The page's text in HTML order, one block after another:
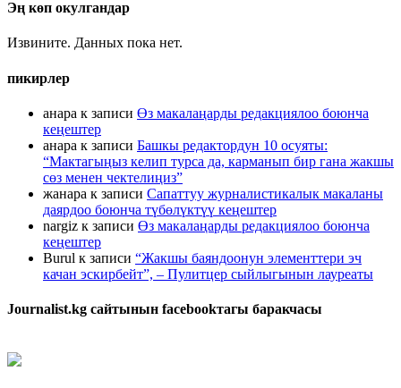
Эң көп окулгандар
Извините. Данных пока нет.
пикирлер
анара к записи Өз макалаңарды редакциялоо боюнча
кеңештер
анара к записи Башкы редактордун 10 осуяты:
“Мактагыңыз келип турса да, карманып бир гана жакшы
сөз менен чектелиңиз”
жанара к записи Сапаттуу журналистикалык макаланы
даярдоо боюнча түбөлүктүү кеңештер
nargiz к записи Өз макалаңарды редакциялоо боюнча
кеңештер
Burul к записи “Жакшы баяндоонун элементтери эч
качан эскирбейт”, – Пулитцер сыйлыгынын лауреаты
Journalist.kg сайтынын facebookтагы баракчасы